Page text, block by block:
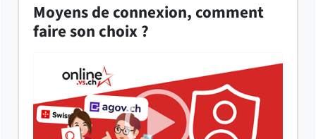
Moyens de connexion, comment
faire son choix ?